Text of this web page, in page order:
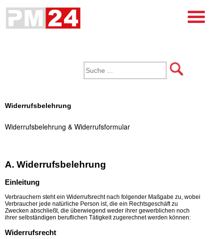
Widerrufsbelehrung
Widerrufsbelehrung & Widerrufsformular
A. Widerrufsbelehrung
Einleitung
Verbrauchern steht ein Widerrufsrecht nach folgender Maßgabe zu, wobei
Verbraucher jede natürliche Person ist, die ein Rechtsgeschäft zu
Zwecken abschließt, die überwiegend weder ihrer gewerblichen noch
ihrer selbständigen beruflichen Tätigkeit zugerechnet werden können:
Widerrufsrecht